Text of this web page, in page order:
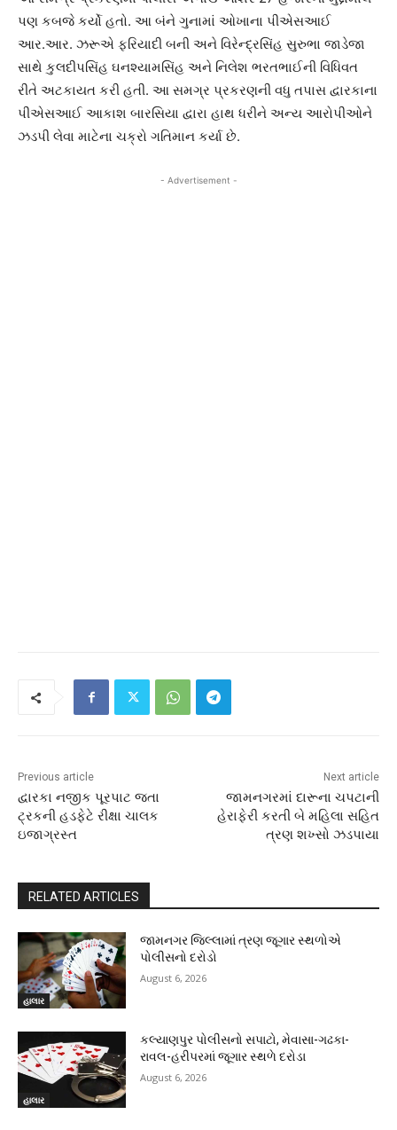
પણ કબજે કર્યો હતો. આ બંને ગુનામાં ઓખાના પીએસઆઈ
આર.આર. ઝરૂએ ફરિયાદી બની અને વિરેન્દ્રસિંહ સુરુભા જાડેજા
સાથે કુલદીપસિંહ ઘનશ્યામસિંહ અને નિલેશ ભરતભાઈની વિધિવત
રીતે અટકાયત કરી હતી. આ સમગ્ર પ્રકરણની વધુ તપાસ દ્વારકાના
પીએસઆઈ આકાશ બારસિયા દ્વારા હાથ ધરીને અન્ય આરોપીઓને
ઝડપી લેવા માટેના ચક્રો ગતિમાન કર્યા છે.
- Advertisement -
Previous article
દ્વારકા નજીક પૂરપાટ જતા
ટ્રકની હડફેટે રીક્ષા ચાલક
ઇજાગ્રસ્ત
Next article
જામનગરમાં દારૂના ચપટાની
હેરાફેરી કરતી બે મહિલા સહિત
ત્રણ શખ્સો ઝડપાયા
RELATED ARTICLES
હાલાર
જામનગર જિલ્લામાં ત્રણ જૂગાર સ્થળોએ
પોલીસનો દરોડો
August 6, 2026
હાલાર
કલ્યાણપુર પોલીસનો સપાટો, મેવાસા-ગઢકા-
રાવલ-હરીપરમાં જૂગાર સ્થળે દરોડા
August 6, 2026